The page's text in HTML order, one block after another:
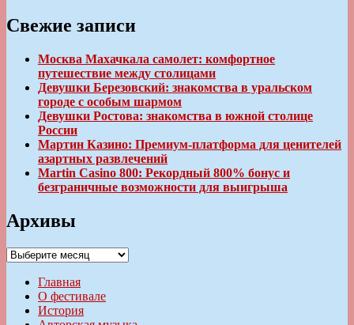
Свежие записи
Москва Махачкала самолет: комфортное
путешествие между столицами
Девушки Березовский: знакомства в уральском
городе с особым шармом
Девушки Ростова: знакомства в южной столице
России
Мартин Казино: Премиум-платформа для ценителей
азартных развлечений
Martin Casino 800: Рекордный 800% бонус и
безграничные возможности для выигрыша
Архивы
Архивы
Главная
О фестивале
История